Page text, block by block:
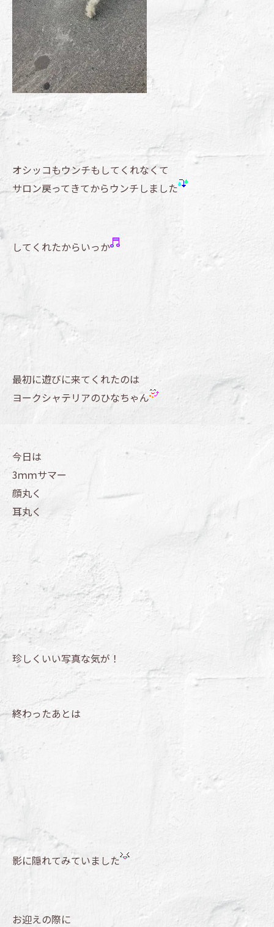
オシッコもウンチもしてくれなくて
サロン戻ってきてからウンチしました
してくれたからいっか
最初に遊びに来てくれたのは
ヨークシャテリアのひなちゃん
今日は
3ｍｍサマー
顔丸く
耳丸く
珍しくいい写真な気が！
終わったあとは
影に隠れてみていました
お迎えの際に